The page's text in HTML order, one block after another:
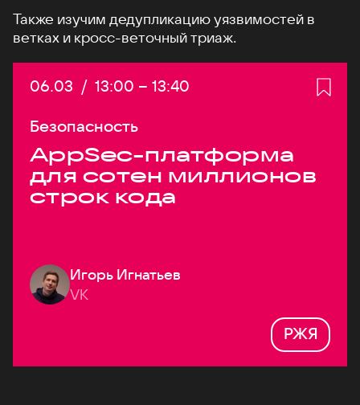
Также изучим дедупликацию уязвимостей в
ветках и кросс-веточный триаж.
Дата:
06.03 / Начало:
13:00 – Конец:
13:40
Безопасность
AppSec-платформа
для сотен миллионов
строк кода
Игорь Игнатьев
VK
РЖЯ